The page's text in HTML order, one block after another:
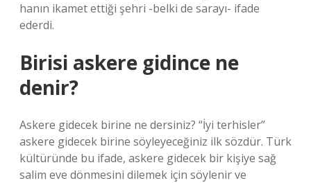
hanın ikamet ettiği şehri -belki de sarayı- ifade
ederdi.
Birisi askere gidince ne
denir?
Askere gidecek birine ne dersiniz? “İyi terhisler”
askere gidecek birine söyleyeceğiniz ilk sözdür. Türk
kültüründe bu ifade, askere gidecek bir kişiye sağ
salim eve dönmesini dilemek için söylenir ve